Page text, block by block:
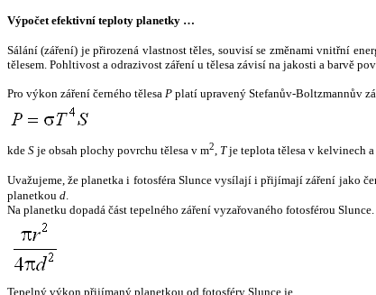
Výpočet efektivní teploty planetky …
Sálání (záření) je přirozená vlastnost těles, souvisí se změnami vnitřní
tělesem. Pohltivost a odrazivost záření u tělesa závisí na jakosti a barvě
Pro výkon záření černého tělesa P platí upravený Stefanův-Boltzmannův
kde S je obsah plochy povrchu tělesa v m2, Tje teplota tělesa v kelvinech a
Uvažujeme, že planetka i fotosféra Slunce vysílají i přijímají záření jako
planetkou d.
Na planetku dopadá část tepelného záření vyzařovaného fotosférou
Tepelný výkon přijímaný planetkou od fotosféry Slunce je